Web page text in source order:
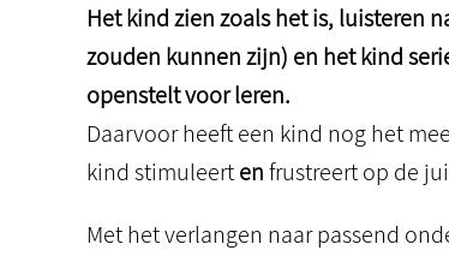
Het kind zien zoals het is, luisteren
zouden kunnen zijn) en het kind
openstelt voor leren.
Daarvoor heeft een kind nog het
kind stimuleertenfrustreert op de
Met het verlangen naar passend